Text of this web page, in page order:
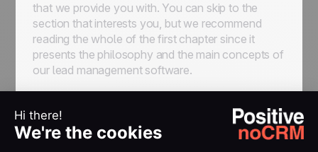
that we provide you with. You can skip to the
section that interests you, but we recommend
reading the whole of the first chapter since it
presents the philosophy and the main concepts of
our lead management software.
since they are the ones whoset up the
accountand organize the sales reps’ process. It’s